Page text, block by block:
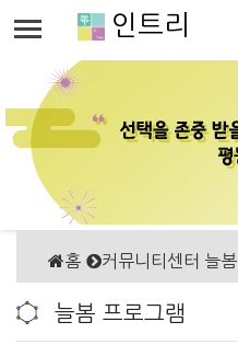
인트리
홈 커뮤니티센터 늘봄
늘봄 프로그램